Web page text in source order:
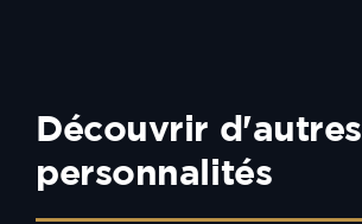
Découvrir d'autres
personnalités